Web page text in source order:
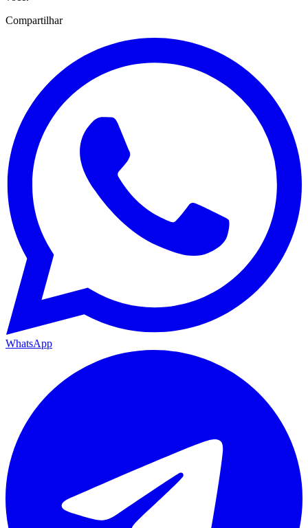
Compartilhar
WhatsApp